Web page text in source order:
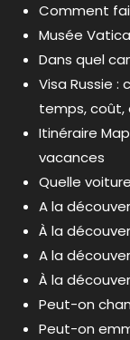
Comment
Musée
Dans quel
Visa Russie
temps, coût,
Itinéraire
vacances
Quelle
A la
À la
A la
À la
Peut-on
Peut-on